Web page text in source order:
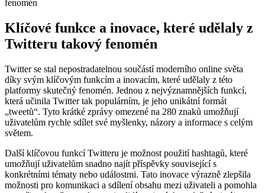
Klíčové funkce a inovace, které udělaly z
Twitteru takový fenomén
Twitter se stal nepostradatelnou součástí moderního online světa
díky svým klíčovým funkcím a inovacím, které udělaly z této
platformy skutečný fenomén. Jednou z nejvýznamnějších funkcí,
která učinila Twitter tak populárním, je jeho unikátní formát
„tweetů“. Tyto krátké zprávy omezené na 280 znaků umožňují
uživatelům rychle sdílet své myšlenky, názory a informace s celým
světem.
Další klíčovou funkcí Twitteru je možnost použití hashtagů, které
umožňují uživatelům snadno najít příspěvky související s
konkrétními tématy nebo událostmi. Tato inovace výrazně zlepšila
možnosti pro komunikaci a sdílení obsahu mezi uživateli a pomohla